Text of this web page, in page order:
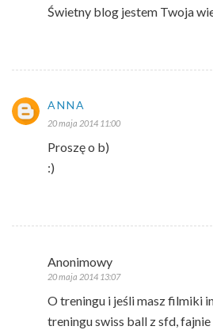
Świetny blog jestem Twoja
ANNA
20 maja 2014 11:00
Proszę o b)
:)
Anonimowy
20 maja 2014 13:07
O treningu i jeśli masz filmiki
treningu swiss ball z sfd,